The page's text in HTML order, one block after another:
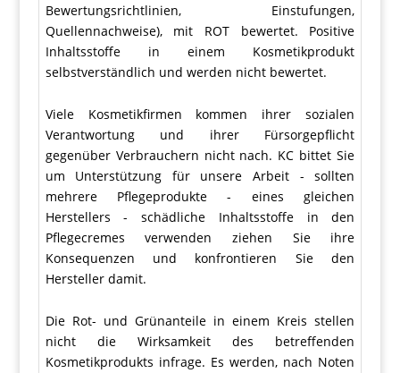
Bewertungsrichtlinien, Einstufungen,
Quellennachweise), mit ROT bewertet. Positive
Inhaltsstoffe in einem Kosmetikprodukt
selbstverständlich und werden nicht bewertet.
Viele Kosmetikfirmen kommen ihrer sozialen
Verantwortung und ihrer Fürsorgepflicht
gegenüber Verbrauchern nicht nach. KC bittet Sie
um Unterstützung für unsere Arbeit - sollten
mehrere Pflegeprodukte - eines gleichen
Herstellers - schädliche Inhaltsstoffe in den
Pflegecremes verwenden ziehen Sie ihre
Konsequenzen und konfrontieren Sie den
Hersteller damit.
Die Rot- und Grünanteile in einem Kreis stellen
nicht die Wirksamkeit des betreffenden
Kosmetikprodukts infrage. Es werden, nach Noten